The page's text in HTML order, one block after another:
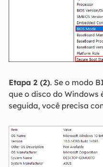
Etapa 2 (2). Se o modo
que o disco do Windows
seguida, você precisa